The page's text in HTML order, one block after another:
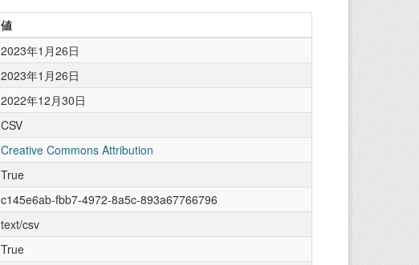
値
2023年1月26日
2023年1月26日
2022年12月30日
CSV
Creative Commons Attribution
True
c145e6ab-fbb7-4972-8a5c-893a67766796
text/csv
True